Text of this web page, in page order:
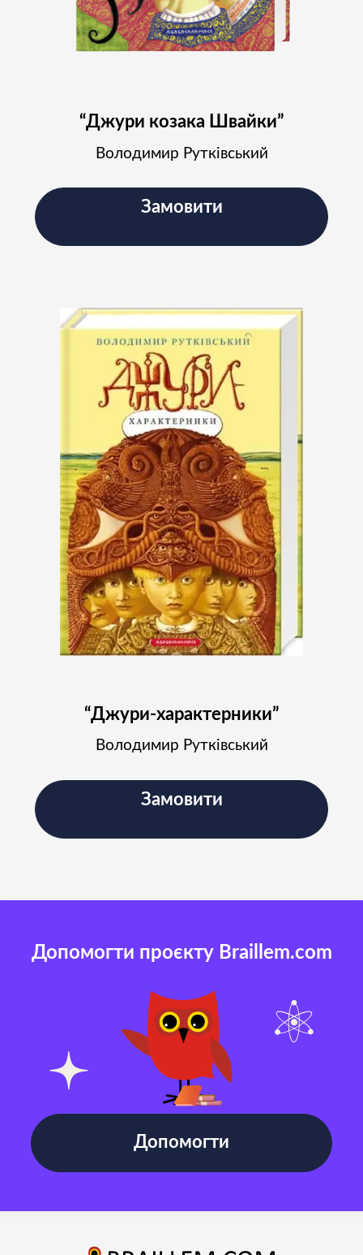
“Джури козака Швайки”
Володимир Рутківський
Замовити
“Джури-характерники”
Володимир Рутківський
Замовити
Допомогти проєкту Braillem.com
Допомогти